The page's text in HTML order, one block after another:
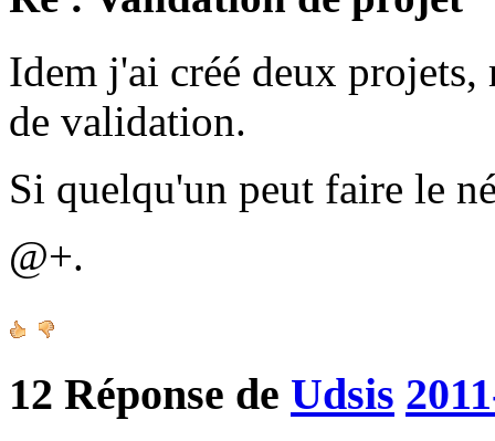
Idem j'ai créé deux
de validation.
Si quelqu'un peut faire le
@+.
12 Réponse de Udsis